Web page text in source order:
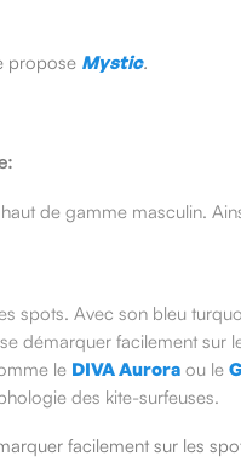
propose Mystic.
:
de gamme masculin.
spots. Avec son bleu
démarquer facilement sur
le DIVA Aurora ou le
des kite-surfeuses.
facilement sur les